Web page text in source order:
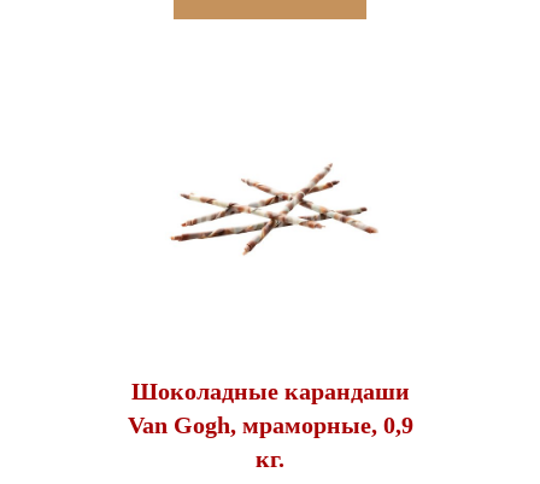
Шоколадные карандаши
Van Gogh, мраморные, 0,9
кг.